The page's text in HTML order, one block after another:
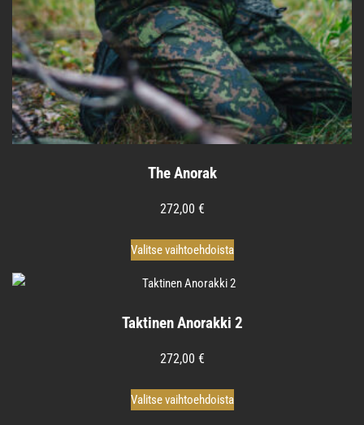
The Anorak
272,00 €
Valitse vaihtoehdoista
Tällä
tuotteella
on
muunnelma.
tuotteen
Taktinen Anorakki 2
272,00 €
Valitse vaihtoehdoista
Tällä
tuotteella